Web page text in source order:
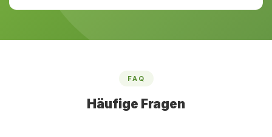
FAQ
Häufige Fragen